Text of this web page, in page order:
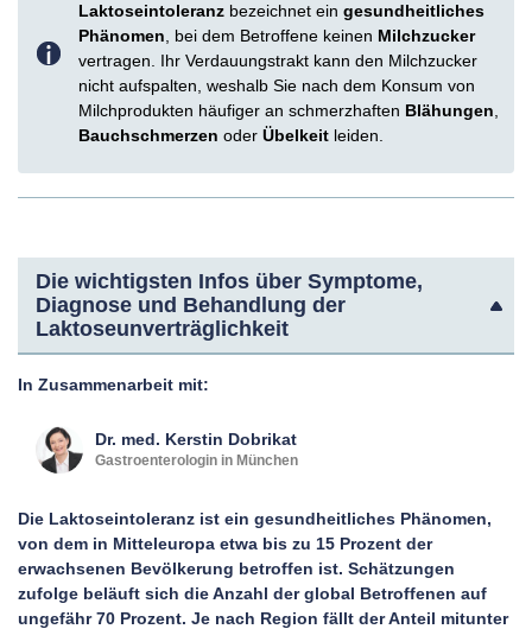
Laktoseintoleranz bezeichnet ein gesundheitliches
Phänomen , bei dem Betroffene keinen Milchzucker
vertragen. Ihr Verdauungstrakt kann den Milchzucker
nicht aufspalten, weshalb Sie nach dem Konsum von
Milchprodukten häufiger an schmerzhaften Blähungen
Bauchschmerzen oder Übelkeit leiden.
Die wichtigsten Infos über Symptome,
Diagnose und Behandlung der
Laktoseunverträglichkeit
In Zusammenarbeit mit:
Dr. med. Kerstin Dobrikat
Gastroenterologin in München
Die Laktoseintoleranz ist ein gesundheitliches Phänomen,
von dem in Mitteleuropa etwa bis zu 15 Prozent der
erwachsenen Bevölkerung betroffen ist. Schätzungen
zufolge beläuft sich die Anzahl der global Betroffenen auf
ungefähr 70 Prozent. Je nach Region fällt der Anteil mitunter